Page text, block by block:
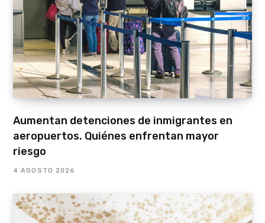
Aumentan detenciones de inmigrantes en
aeropuertos. Quiénes enfrentan mayor
riesgo
4 AGOSTO 2026